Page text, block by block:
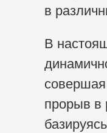
в
В
прорыв в